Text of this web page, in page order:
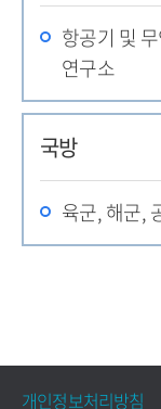
항공기 및
연구소
국방
육군, 해군,
개인정보처리방침